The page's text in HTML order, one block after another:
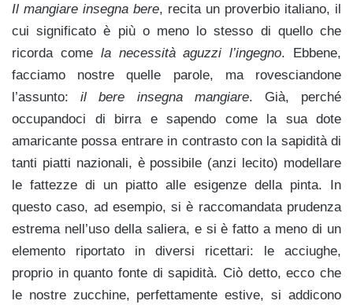
Il mangiare insegna bere, recita un proverbio italiano, il
cui significato è più o meno lo stesso di quello che
ricorda come la necessità aguzzi l’ingegno. Ebbene,
facciamo nostre quelle parole, ma rovesciandone
l’assunto:il bere insegna mangiare. Già, perché
occupandoci di birra e sapendo come la sua dote
amaricante possa entrare in contrasto con la sapidità di
tanti piatti nazionali, è possibile (anzi lecito) modellare
le fattezze di un piatto alle esigenze della pinta. In
questo caso, ad esempio, si è raccomandata prudenza
estrema nell’uso della saliera, e si è fatto a meno di un
elemento riportato in diversi ricettari: le acciughe,
proprio in quanto fonte di sapidità. Ciò detto, ecco che
le nostre zucchine, perfettamente estive, si addicono